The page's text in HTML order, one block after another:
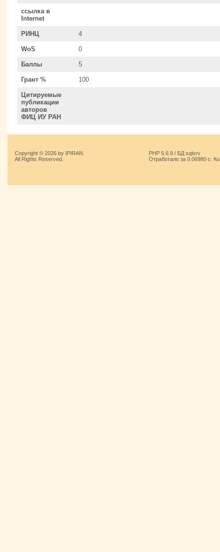
ссылка в
Internet
РИНЦ 4
WoS 0
Баллы 5
Грант % 100
Цитируемые
публикации
авторов
ФИЦ ИУ РАН
Copyright © 2026 by IPIRAN.
All Rights Reserved.
PHP 5.6.9 / БД sqlsrv
Отработало за 0.06980 с.